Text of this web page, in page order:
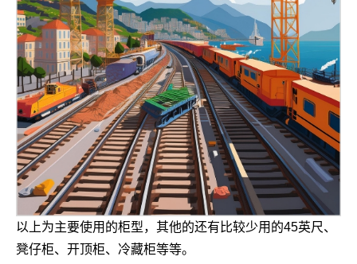
以上为主要使用的柜型，其他的还有比较少用的45英尺、
凳仔柜、开顶柜、冷藏柜等等。